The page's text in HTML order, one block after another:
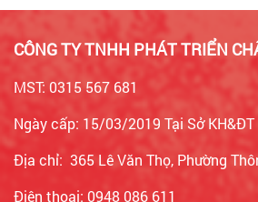
CÔNG TY TNHH PHÁT TRIỂN
MST: 0315 567 681
Ngày cấp: 15/03/2019 Tại Sở KH&ĐT
Địa chỉ: 365 Lê Văn Thọ, Phường
Điện thoại: 0948 086 611